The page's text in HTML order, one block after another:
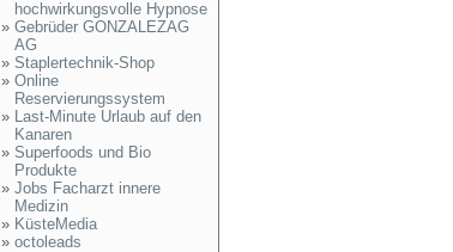
hochwirkungsvolle Hypnose
» Gebrüder GONZALEZAG
AG
» Staplertechnik-Shop
» Online
Reservierungssystem
» Last-Minute Urlaub auf den
Kanaren
» Superfoods und Bio
Produkte
» Jobs Facharzt innere
Medizin
» KüsteMedia
» octoleads